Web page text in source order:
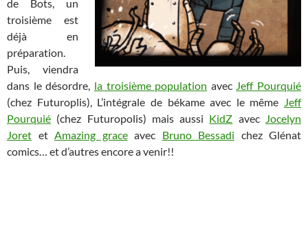
de Bots, un
troisième est
déjà en
préparation.
Puis, viendra
dans le désordre, la troisième population avec Jeff Pourquié
(chez Futuroplis), L’intégrale de békame avec le même
Jeff
Pourquié (chez Futuropolis) mais aussi KidZ avec
Jocelyn
Joret et Amazing graceavec Bruno Bessadi chez Glénat
comics… et d’autres encore a venir!!